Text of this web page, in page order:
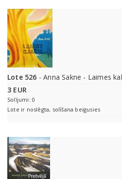
Lote 526 - Anna Sakne - Laimes
3 EUR
Solījumi: 0
Lote ir noslēgta, solīšana beigusies